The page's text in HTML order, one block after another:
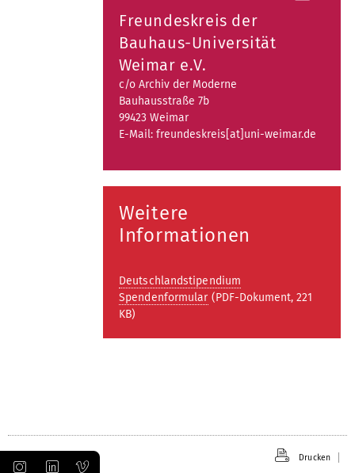
Freundeskreis der
Bauhaus-Universität
Weimar e.V.
c/o Archiv der Moderne
Bauhausstraße 7b
99423 Weimar
E-Mail: freundeskreis[at]uni-weimar.de
Weitere
Informationen
Deutschlandstipendium
Spendenformular (PDF-Dokument, 221
KB)
Drucken